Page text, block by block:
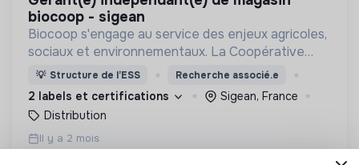
biocoop - sigean
Biocoop s'engage au service des enjeux agricoles,
sociaux et environnementaux. La Coopérative
défend LA bio : une agriculture biologique,
paysanne et de proximité, sans concession!
💡 Structure de l’ESS Recherche associé.e
2 labels et certifications
Sigean, France
Distribution
Il y a 2 mois